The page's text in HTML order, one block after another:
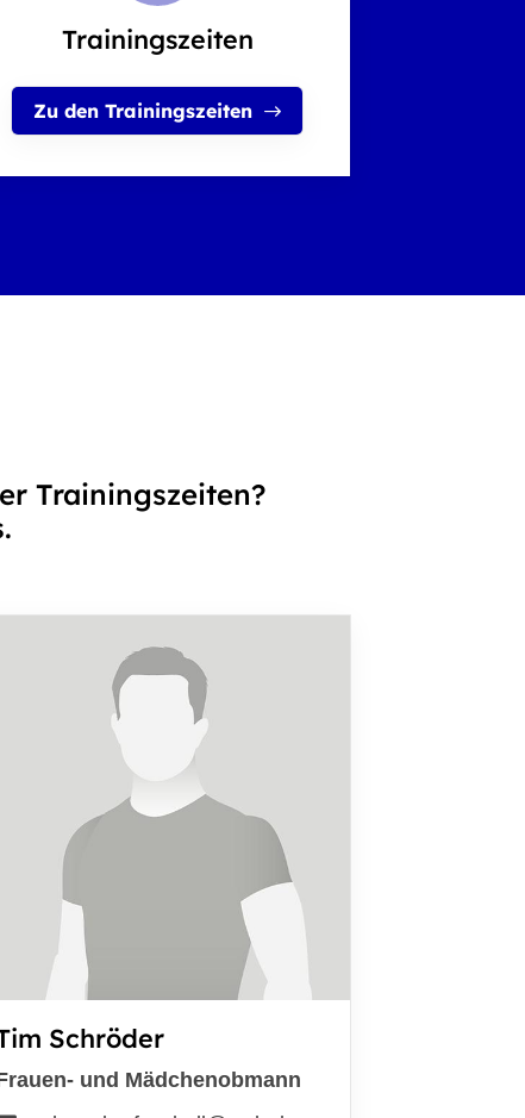
Trainingszeiten
Zu den Trainingszeiten
Trainingszeiten?
Schröder
und Mädchenobmann